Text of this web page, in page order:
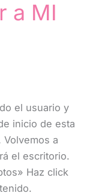
a MI
el usuario y
inicio de esta
a
el escritorio.
Haz click